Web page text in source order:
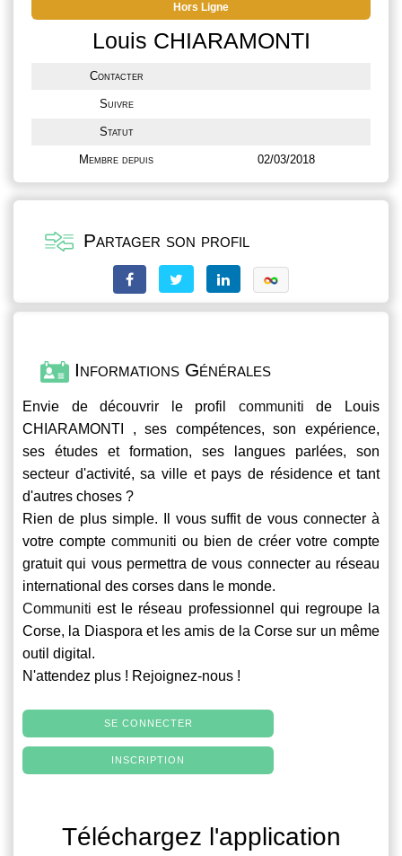
Hors Ligne
Louis CHIARAMONTI
Contacter
Suivre
Statut
Membre depuis 02/03/2018
Partager son profil
Informations Générales
Envie de découvrir le profil communiti de Louis
CHIARAMONTI , ses compétences, son expérience,
ses études et formation, ses langues parlées, son
secteur d'activité, sa ville et pays de résidence et tant
d'autres choses ?
Rien de plus simple. Il vous suffit de vous connecter à
votre compte communiti ou bien de créer votre compte
gratuit qui vous permettra de vous connecter au réseau
international des corses dans le monde.
Communiti est le réseau professionnel qui regroupe la
Corse, la Diaspora et les amis de la Corse sur un même
outil digital.
N'attendez plus ! Rejoignez-nous !
SE CONNECTER
INSCRIPTION
Téléchargez l'application